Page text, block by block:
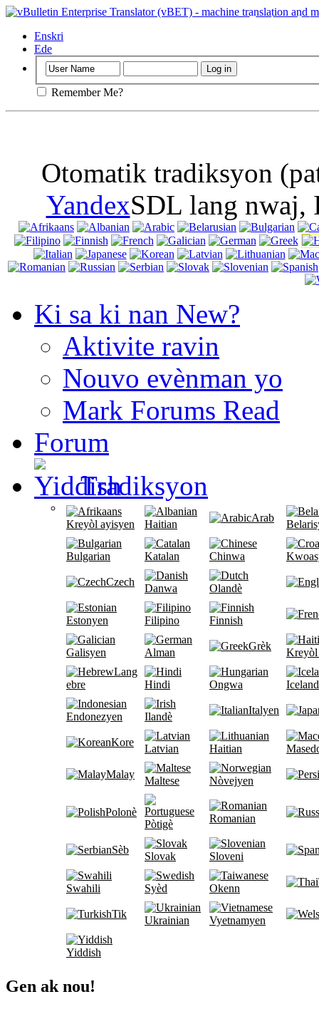
Enpòtan: Paj
Enskri
Ede
Remember Me?
Otomatik tradiksyon
YandexSDL lang nwaj,
Ki sa ki nan New?
Aktivite ravin
Nouvo evènman yo
Mark Forums Read
Forum
Tradiksyon
Kreyòl ayisyen Haitian
Arab
Bulgarian Katalan Chinwa
Czech
Danwa Olandè
Estonyen Filipino Finnish
Galisyen Alman
Grèk
Kreyòl
Lang
ebre
Hindi Ongwa
Endonezyen Ilandè
Italyen
Kore
Latvian Haitian
Malay
Maltese Nòvejyen
Polonè
Pòtigè
Romanian
Sèb
Slovak Sloveni
Swahili Syèd Okenn
Tik
Ukrainian Vyetnamyen
Yiddish
Gen ak nou!